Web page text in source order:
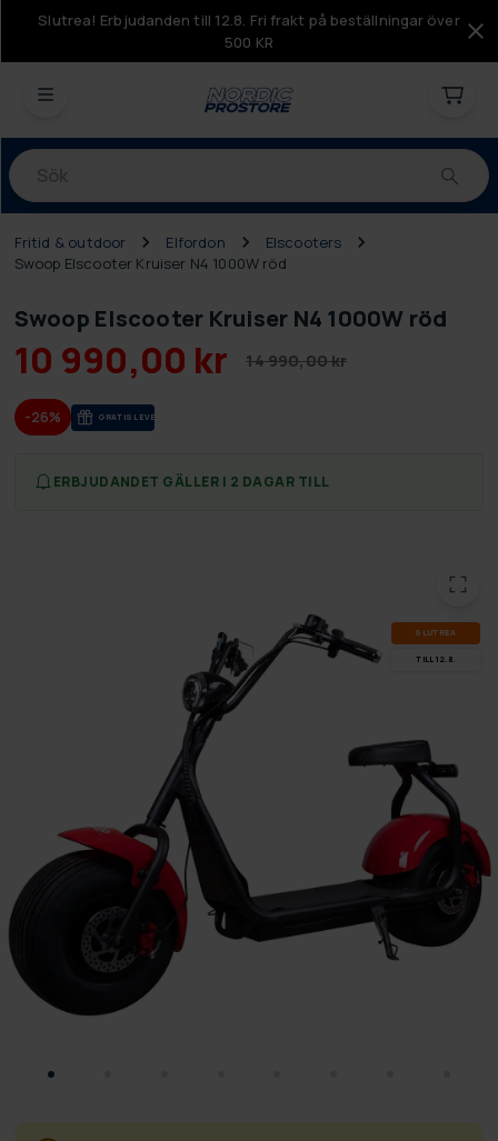
Slutrea! Erbjudanden till 12.8. Fri frakt på beställningar över
500 KR
Produkter
Fritid & outdoor Elfordon
Elscooters
Swoop Elscooter Kruiser N4 1000W röd
Swoop Elscooter Kruiser N4 1000W röd
10 990,00 kr 14 990,00 kr
-26% GRA­TIS LE­VE­RANS
ERBJUDANDET GÄLLER I 2 DAGAR TILL
SLUT­REA
TILL 12.8.